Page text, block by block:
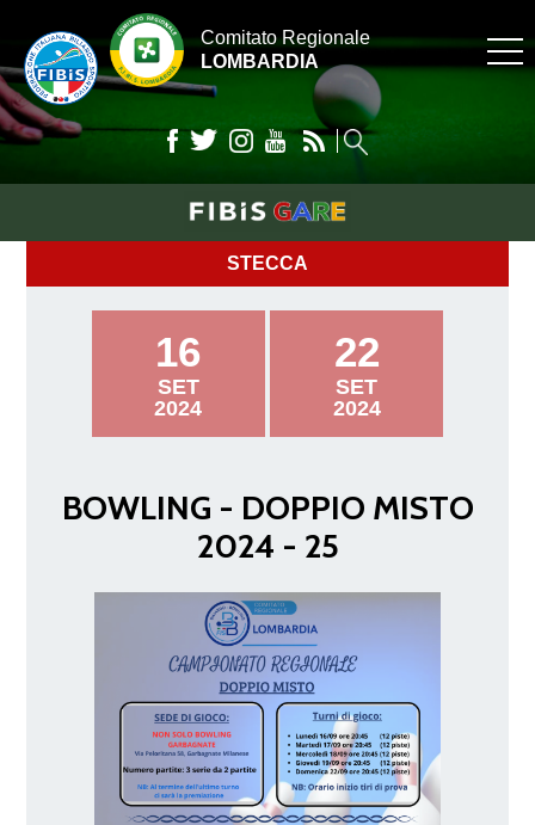
Comitato Regionale
LOMBARDIA
STECCA
16
SET
2024
22
SET
2024
BOWLING - DOPPIO MISTO
2024 - 25